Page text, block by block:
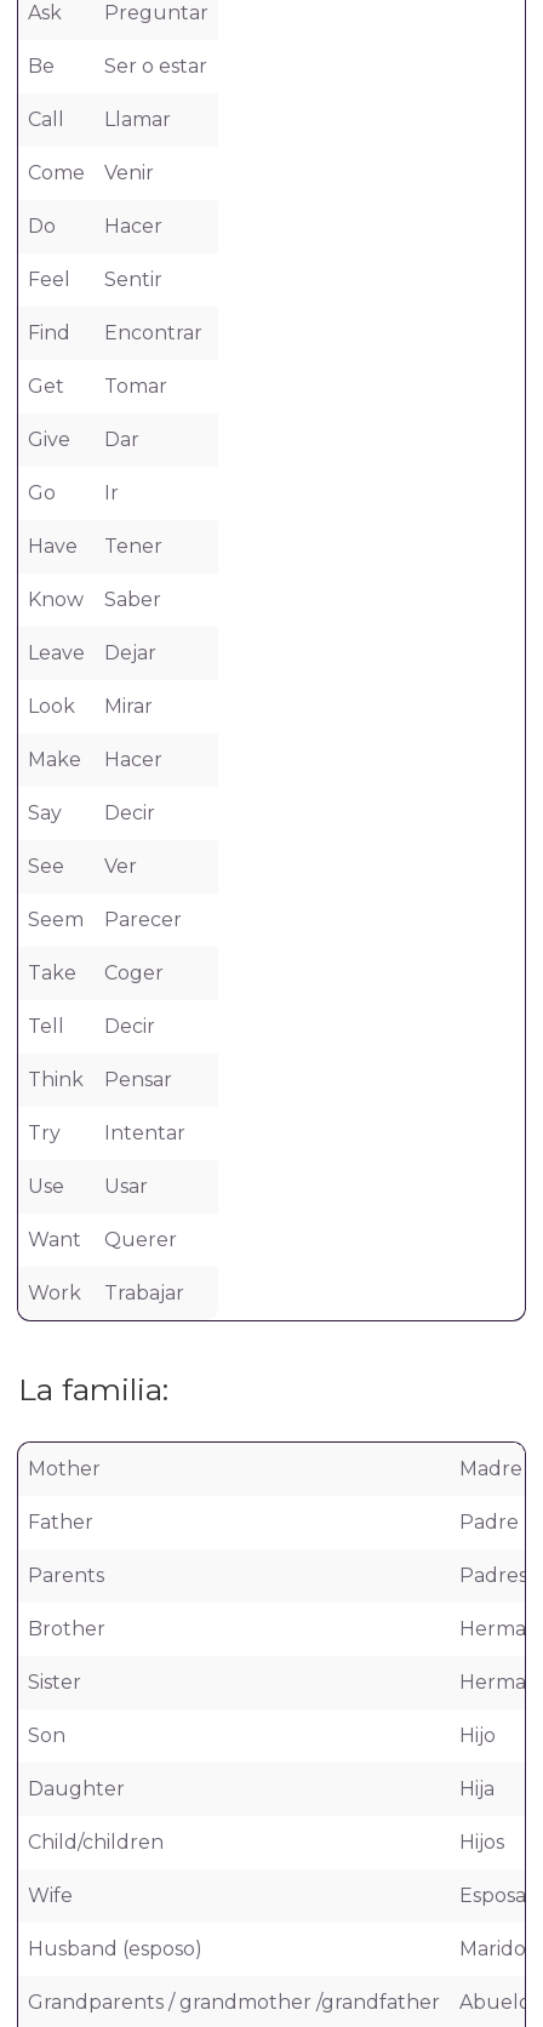
Ask Preguntar
Be Ser o estar
Call Llamar
Come Venir
Do Hacer
Feel Sentir
Find Encontrar
Get Tomar
Give Dar
Go Ir
Have Tener
Know Saber
Leave Dejar
Look Mirar
Make Hacer
Say Decir
See Ver
Seem Parecer
Take Coger
Tell Decir
Think Pensar
Try Intentar
Use Usar
Want Querer
Work Trabajar
La familia:
Mother Madre
Father Padre
Parents Padres
Brother
Sister
Son Hijo
Daughter Hija
Child/children Hijos
Wife Esposa
Husband (esposo) Marido
Grandparents / grandmother /grandfather